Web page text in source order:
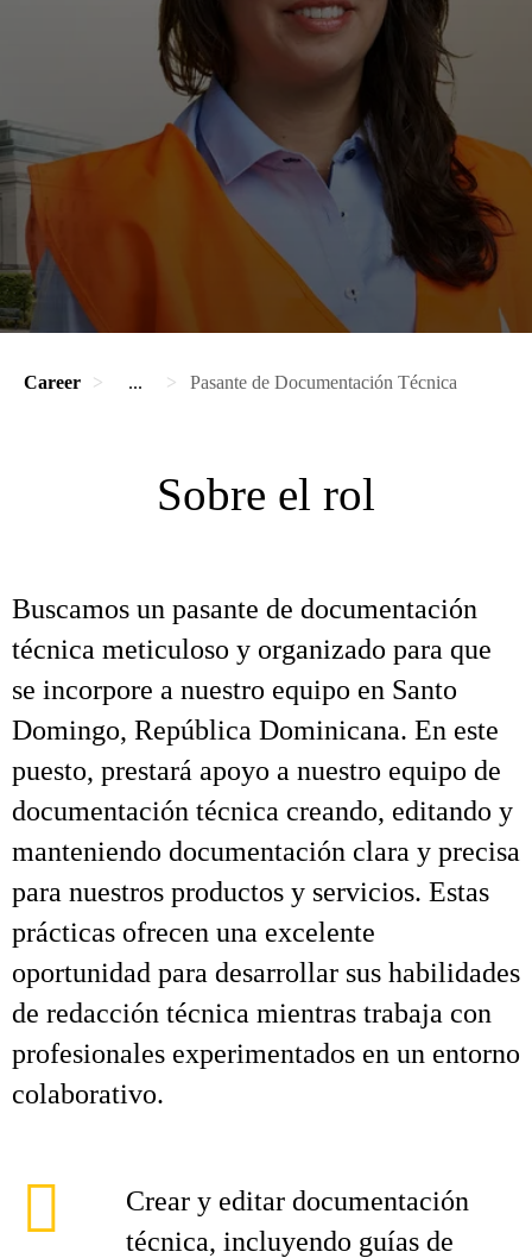
Career ... Pasante de Documentación Técnica
Sobre el rol
Buscamos un pasante de documentación
técnica meticuloso y organizado para que
se incorpore a nuestro equipo en Santo
Domingo, República Dominicana. En este
puesto, prestará apoyo a nuestro equipo de
documentación técnica creando, editando y
manteniendo documentación clara y precisa
para nuestros productos y servicios. Estas
prácticas ofrecen una excelente
oportunidad para desarrollar sus habilidades
de redacción técnica mientras trabaja con
profesionales experimentados en un entorno
colaborativo.
Crear y editar documentación
técnica, incluyendo guías de